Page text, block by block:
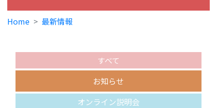
Home 最新情報
すべて
お知らせ
オンライン説明会